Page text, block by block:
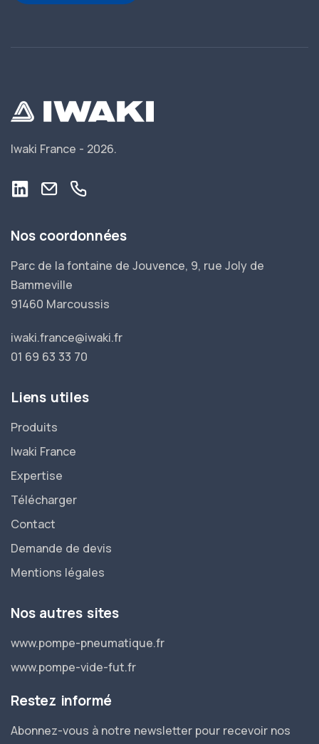
Iwaki France - 2026.
Nos coordonnées
Parc de la fontaine de Jouvence, 9, rue Joly de
Bammeville
91460 Marcoussis
iwaki.france@iwaki.fr
01 69 63 33 70
Liens utiles
Produits
Iwaki France
Expertise
Télécharger
Contact
Demande de devis
Mentions légales
Nos autres sites
www.pompe-pneumatique.fr
www.pompe-vide-fut.fr
Restez informé
Abonnez-vous à notre newsletter pour recevoir nos